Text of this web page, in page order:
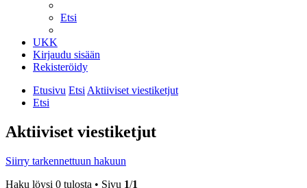
Etsi
UKK
Kirjaudu sisään
Rekisteröidy
Etusivu EtsiAktiiviset viestiketjut
Etsi
Aktiiviset viestiketjut
Siirry tarkennettuun hakuun
Haku löysi 0 tulosta • Sivu 1/1